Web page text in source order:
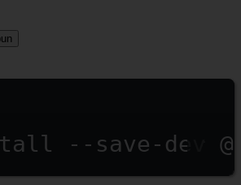
--save-dev